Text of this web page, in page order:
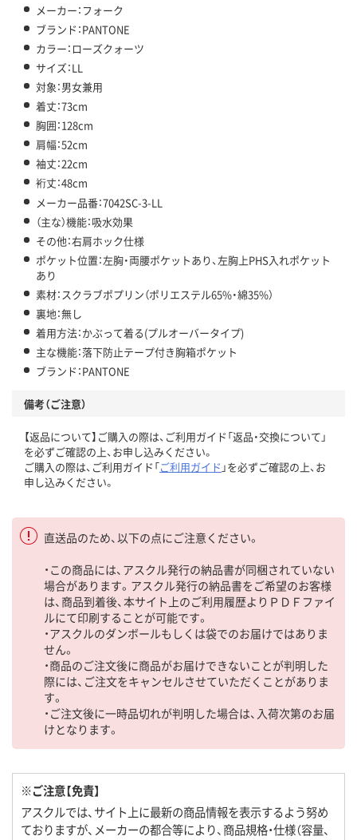
メーカー：フォーク
ブランド：PANTONE
カラー：ローズクォーツ
サイズ：LL
対象：男女兼用
着丈：73cm
胸囲：128cm
肩幅：52cm
袖丈：22cm
裄丈：48cm
メーカー品番：7042SC-3-LL
（主な）機能：吸水効果
その他：右肩ホック仕様
ポケット位置：左胸・両腰ポケットあり、左胸上PHS入れポケット
あり
素材：スクラブポプリン（ポリエステル65%・綿35%）
裏地：無し
着用方法：かぶって着る(プルオーバータイプ)
主な機能：落下防止テープ付き胸箱ポケット
ブランド：PANTONE
備考（ご注意）
【返品について】ご購入の際は、ご利用ガイド「返品・交換について」
を必ずご確認の上、お申し込みください。
ご購入の際は、ご利用ガイド「ご利用ガイド 」を必ずご確認の上、お
申し込みください。
直送品のため、以下の点にご注意ください。
・この商品には、アスクル発行の納品書が同梱されていない
場合があります。アスクル発行の納品書をご希望のお客様
は、商品到着後、本サイト上のご利用履歴よりＰＤＦファイ
ルにて印刷することが可能です。
・アスクルのダンボールもしくは袋でのお届けではありま
せん。
・商品のご注文後に商品がお届けできないことが判明した
際には、ご注文をキャンセルさせていただくことがありま
す。
・ご注文後に一時品切れが判明した場合は、入荷次第のお届
けとなります。
※ご注意【免責】
アスクルでは、サイト上に最新の商品情報を表示するよう努め
ておりますが、メーカーの都合等により、商品規格・仕様（容量、